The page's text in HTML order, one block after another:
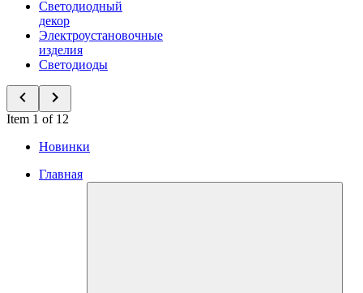
Светодиодный
декор
Электроустановочные
изделия
Светодиоды
Item 1 of 12
Новинки
Главная